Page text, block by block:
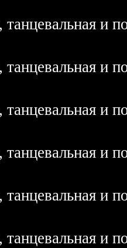
танцевальная и
танцевальная и
танцевальная и
танцевальная и
танцевальная и
танцевальная и